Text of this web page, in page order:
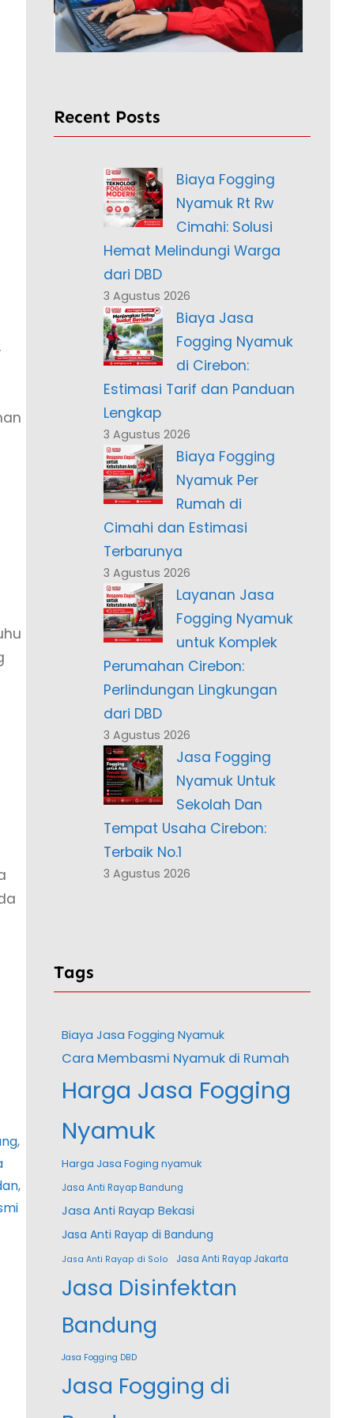
Recent Posts
Biaya Fogging
Nyamuk Rt Rw
Cimahi: Solusi
Hemat Melindungi Warga
dari DBD
3 Agustus 2026
Biaya Jasa
Fogging Nyamuk
di Cirebon:
Estimasi Tarif dan Panduan
Lengkap
3 Agustus 2026
Biaya Fogging
Nyamuk Per
Rumah di
Cimahi dan Estimasi
Terbarunya
3 Agustus 2026
Layanan Jasa
Fogging Nyamuk
untuk Komplek
Perumahan Cirebon:
Perlindungan Lingkungan
dari DBD
3 Agustus 2026
Jasa Fogging
Nyamuk Untuk
Sekolah Dan
Tempat Usaha Cirebon:
Terbaik No.1
3 Agustus 2026
Tags
Biaya Jasa Fogging Nyamuk
Cara Membasmi Nyamuk di Rumah
Harga Jasa Fogging
Nyamuk
Harga Jasa Foging nyamuk
Jasa Anti Rayap Bandung
Jasa Anti Rayap Bekasi
Jasa Anti Rayap di Bandung
Jasa Anti Rayap di Solo Jasa Anti Rayap Jakarta
Jasa Disinfektan
Bandung
Jasa Fogging DBD
Jasa Fogging di